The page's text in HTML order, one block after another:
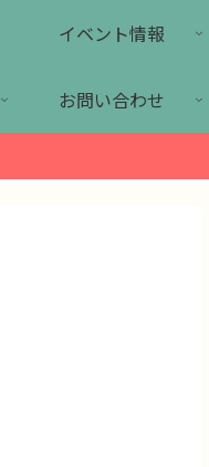
イベント情報
お問い合わせ